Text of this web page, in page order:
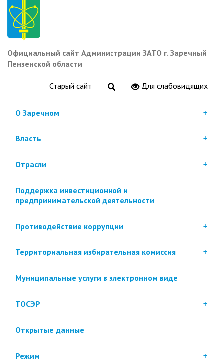
Перейти
основному
содержанию
Официальный сайт Администрации ЗАТО г. Заречный
Пензенской области
Старый сайт Для слабовидящих
О Заречном
Власть
Отрасли
Поддержка инвестиционной и
предпринимательской деятельности
Противодействие коррупции
Территориальная избирательная комиссия
Муниципальные услуги в электронном виде
ТОСЭР
Открытые данные
Режим